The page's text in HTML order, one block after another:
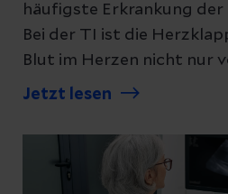
häufigste Erkrankung
Bei der TI ist die
Blut im Herzen nicht nur
durch die undichte
und welche
gibt.
Jetzt lesen